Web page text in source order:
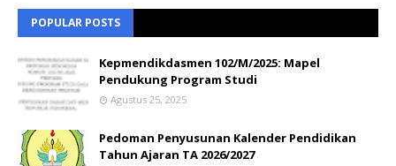
POPULAR POSTS
Kepmendikdasmen 102/M/2025: Mapel
Pendukung Program Studi
Agustus 25, 2025
Pedoman Penyusunan Kalender Pendidikan
Tahun Ajaran TA 2026/2027